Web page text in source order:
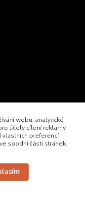
webu, analytické
účely cílení reklamy
vlastních preferencí
spodní části stránek.